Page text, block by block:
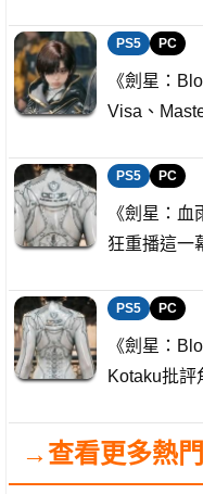
PS5 PC
《劍星：
Visa、
PS5 PC
《劍星：
狂重播這一
PS5 PC
《劍星：
Kotaku批評
→查看更多熱